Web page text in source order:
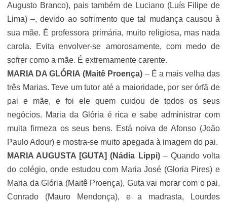
Augusto Branco), pais também de Luciano (Luís Filipe de
Lima) –, devido ao sofrimento que tal mudança causou à
sua mãe. É professora primária, muito religiosa, mas nada
carola. Evita envolver-se amorosamente, com medo de
sofrer como a mãe. É extremamente carente.
MARIA DA GLÓRIA (Maitê Proença) – É a mais velha das
três Marias. Teve um tutor até a maioridade, por ser órfã de
pai e mãe, e foi ele quem cuidou de todos os seus
negócios. Maria da Glória é rica e sabe administrar com
muita firmeza os seus bens. Está noiva de Afonso (João
Paulo Adour) e mostra-se muito apegada à imagem do pai.
MARIA AUGUSTA [GUTA] (Nádia Lippi)– Quando volta
do colégio, onde estudou com Maria José (Gloria Pires) e
Maria da Glória (Maitê Proença), Guta vai morar com o pai,
Conrado (Mauro Mendonça), e a madrasta, Lourdes